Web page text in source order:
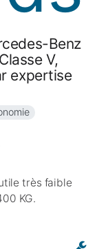
Benz
V,
expertise
très faible
KG.